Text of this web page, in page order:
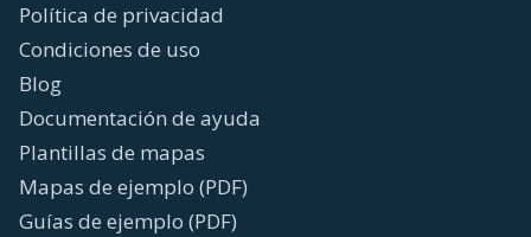
Política de privacidad
Condiciones de uso
Blog
Documentación de ayuda
Plantillas de mapas
Mapas de ejemplo (PDF)
Guías de ejemplo (PDF)